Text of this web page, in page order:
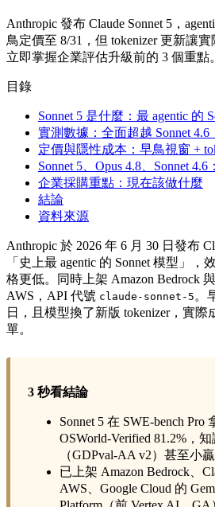
Anthropic 發布 Claude Sonnet 5，
鳥定價至 8/31，但 tokenizer 更新讓實
立即掌握企業評估升級前的 3 個重點。
目錄
Sonnet 5 是什麼：最 agentic 的
實測數據：全面超越 Sonnet 4.6
定價與隱性成本：早鳥視窗 +
Sonnet 5、Opus 4.8、Sonnet
企業採購重點：現在該做什麼
結論
資料來源
Anthropic 於 2026 年 6 月 30 日發布
「史上最 agentic 的 Sonnet 模型」，
格更低。同時上架 Amazon Bedrock
AWS，API 代號 claude-sonnet-5 。
日，且模型換了新版 tokenizer，實
單。
3 秒看結論
Sonnet 5 在 SWE-bench Pro
OSWorld-Verified 81.2%，
（GDPval-AA v2）甚至小
已上架 Amazon Bedrock、
AWS、Google Cloud 的